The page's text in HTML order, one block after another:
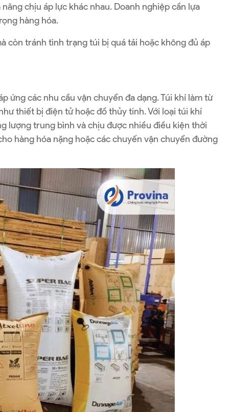
chịu áp lực khác nhau. Doanh nghiệp cần lựa
hàng hóa.
còn tránh tình trạng túi bị quá tải hoặc không đủ áp
ứng các nhu cầu vận chuyển đa dạng. Túi khí làm từ
thiết bị điện tử hoặc đồ thủy tinh. Với loại túi khí
lượng trung bình và chịu được nhiều điều kiện thời
hàng hóa nặng hoặc các chuyến vận chuyển đường